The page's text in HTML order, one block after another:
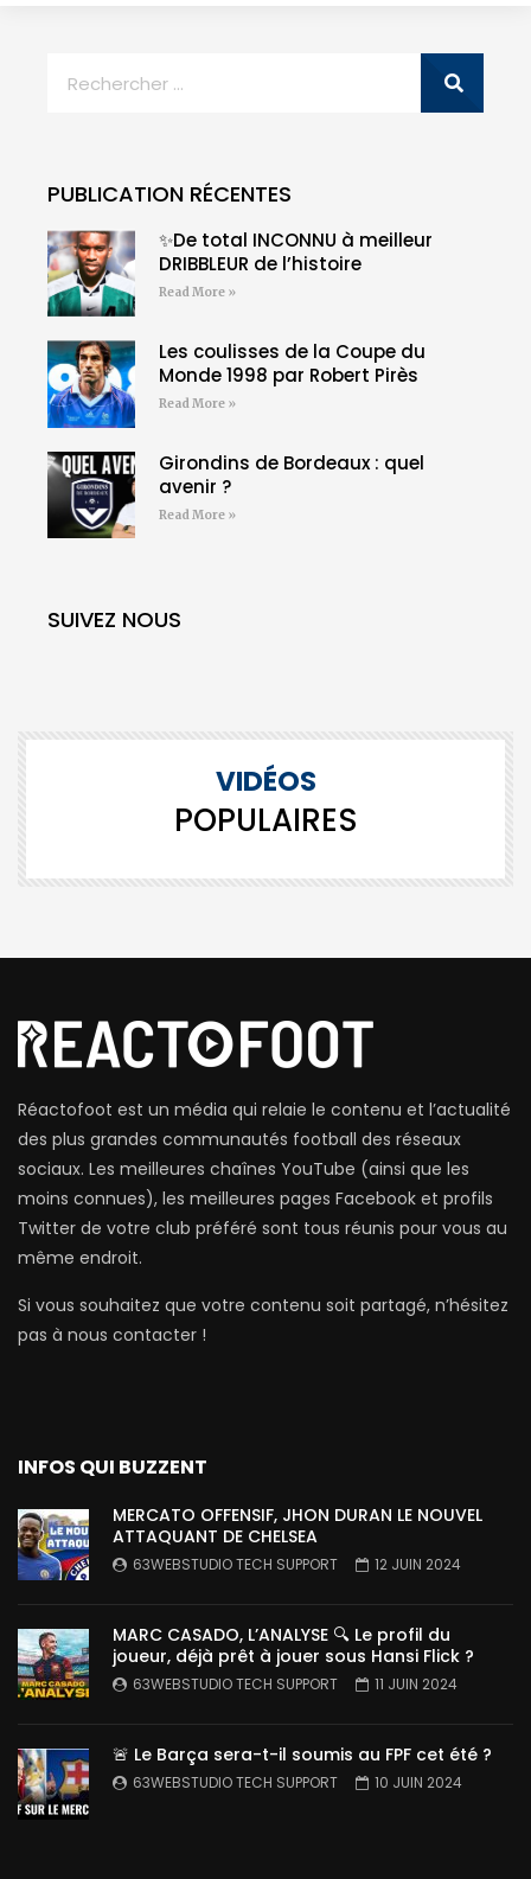
PUBLICATION RÉCENTES
✨De total INCONNU à meilleur
DRIBBLEUR de l’histoire
Read More »
Les coulisses de la Coupe du
Monde 1998 par Robert Pirès
Read More »
Girondins de Bordeaux : quel
avenir ?
Read More »
SUIVEZ NOUS
VIDÉOS
POPULAIRES
Réactofoot est un média qui relaie le contenu et l’actualité
des plus grandes communautés football des réseaux
sociaux. Les meilleures chaînes YouTube (ainsi que les
moins connues), les meilleures pages Facebook et profils
Twitter de votre club préféré sont tous réunis pour vous au
même endroit.
Si vous souhaitez que votre contenu soit partagé, n’hésitez
pas à nous contacter !
INFOS QUI BUZZENT
MERCATO OFFENSIF, JHON DURAN LE NOUVEL
ATTAQUANT DE CHELSEA
63WEBSTUDIO TECH SUPPORT 12 JUIN 2024
MARC CASADO, L’ANALYSE 🔍 Le profil du
joueur, déjà prêt à jouer sous Hansi Flick ?
63WEBSTUDIO TECH SUPPORT 11 JUIN 2024
🚨 Le Barça sera-t-il soumis au FPF cet été ?
63WEBSTUDIO TECH SUPPORT 10 JUIN 2024